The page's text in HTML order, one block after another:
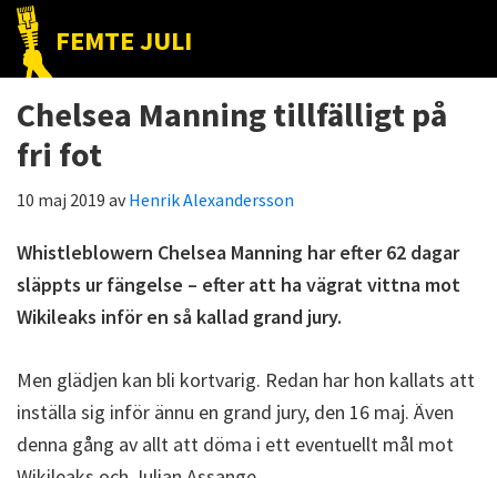
Hoppa
huvudnavigering
Hoppa
huvudinnehåll
Hoppa
det
primära
sidofältet
FEMTE JULI
Nätet
till
folket!
Chelsea Manning tillfälligt på
fri fot
10 maj 2019 avHenrik Alexandersson
Whistleblowern Chelsea Manning har efter 62 dagar
släppts ur fängelse – efter att ha vägrat vittna mot
Wikileaks inför en så kallad grand jury.
Men glädjen kan bli kortvarig. Redan har hon kallats att
inställa sig inför ännu en grand jury, den 16 maj. Även
denna gång av allt att döma i ett eventuellt mål mot